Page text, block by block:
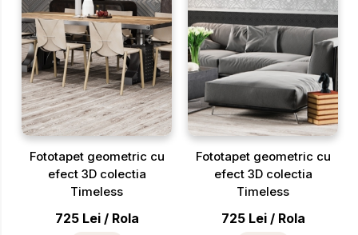
Fototapet geometric cu
efect 3D colectia
Timeless
725 Lei / Rola
Fototapet geometric cu
efect 3D colectia
Timeless
725 Lei / Rola